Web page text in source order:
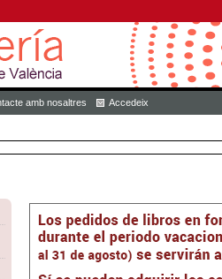
amb nosaltres Accedeix